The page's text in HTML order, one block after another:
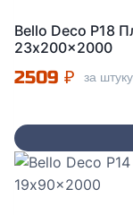
Bello Deco P18
23x200x2000
2509 ₽ за штуку